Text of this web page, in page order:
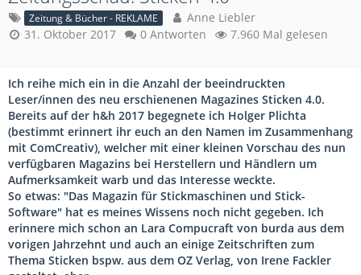
Zeitung & Bücher - REKLAME
Anne Liebler
31. Oktober 2017
0 Antworten 7.960 Mal gelesen
Ich reihe mich ein in die Anzahl der beeindruckten
Leser/innen des neu erschienenen Magazines Sticken 4.0.
Bereits auf der h&h 2017 begegnete ich Holger Plichta
(bestimmt erinnert ihr euch an den Namen im Zusammenhang
mit ComCreativ), welcher mit einer kleinen Vorschau des nun
verfügbaren Magazins bei Herstellern und Händlern um
Aufmerksamkeit warb und das Interesse weckte.
So etwas: "Das Magazin für Stickmaschinen und Stick-
Software" hat es meines Wissens noch nicht gegeben. Ich
erinnere mich schon an Lara Compucraft von burda aus dem
vorigen Jahrzehnt und auch an einige Zeitschriften zum
Thema Sticken bspw. aus dem OZ Verlag, von Irene Fackler